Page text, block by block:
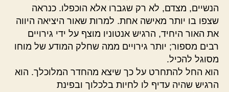
הנשיים, מצדם, לא רק שגברו אלא הוכפלו. כנראה
שצפו בו יותר מאישה אחת. למרות שאור היציאה היווה
את האור היחיד, הרגיש אנטוניו מוצף על ידי גירויים
רבים מספור; יותר גירויים ממה שחלק המודע של מוחו
מסוגל להכיל.
הוא החל להתחרט על כך שיצא מהחדר המלוכלך. הוא
הרגיש שהיה עדיף לו לחיות בלכלוך ובפינת